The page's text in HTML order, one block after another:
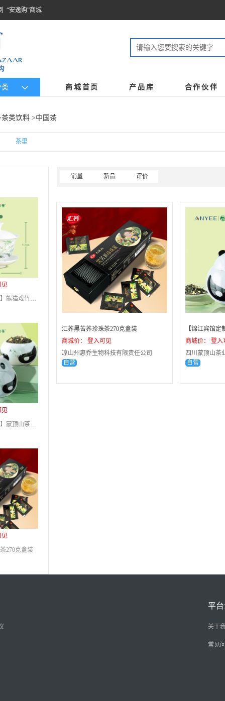
“安逸购”商城
商城首页 产品库 合作伙伴
茶类饮料 >中国茶
茶里
见
【锦江宾馆定制】熊猫戏竹盖碗茶杯茶具
见
【锦江宾馆定制】蒙顶山茶特级茉莉毛峰花茶熊猫罐装100g
见
270克盒装
销量 新品 评价
汇荞黑苦荞珍珠茶270克盒装
商城价： 登入可见
凉山州惠乔生物科技有限责任公司
自营
商城价： 登入
四川蒙顶山茶
自营
平
关于
常见